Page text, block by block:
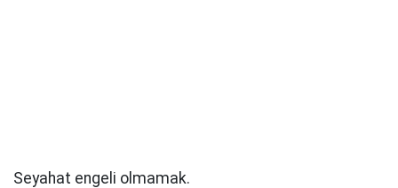
Seyahat engeli olmamak.